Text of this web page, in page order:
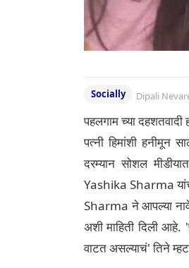
Socially Dipali
पहलगाम च्या
पत्नी हिमांशी हनीमून
दरम्यान सोशल
Yashika Sharma
Sharma ने आपल्या
अशी माहिती दिली आहे.
वाटत असल्याचं' तिने